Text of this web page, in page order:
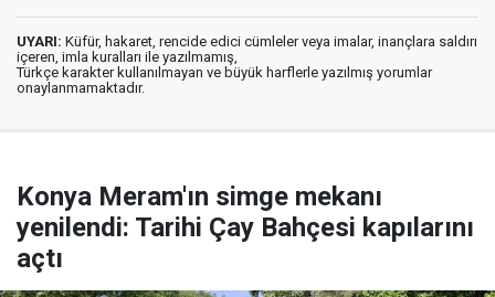
UYARI: Küfür, hakaret, rencide edici cümleler veya imalar, inançlara saldırı
içeren, imla kuralları ile yazılmamış,
Türkçe karakter kullanılmayan ve büyük harflerle yazılmış yorumlar
onaylanmamaktadır.
Konya Meram'ın simge mekanı
yenilendi: Tarihi Çay Bahçesi kapılarını
açtı